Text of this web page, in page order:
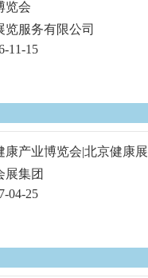
览会
服务有限公司
11-15
康产业博览会|北京健康展
展集团
04-25